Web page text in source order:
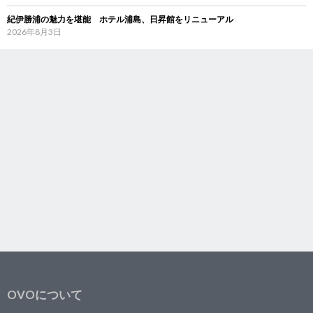
紀伊勝浦の魅力を堪能 ホテル浦島、日昇館をリニューアル
2026年8月3日
OVOについて